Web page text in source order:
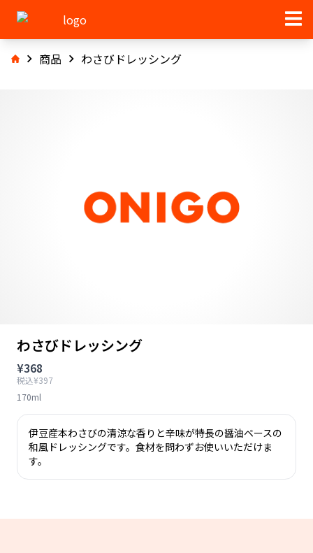
商品 わさびドレッシング
わさびドレッシング
¥368
税込¥397
170ml
伊豆産本わさびの清涼な香りと辛味が特長の醤油ベースの
和風ドレッシングです。食材を問わずお使いいただけま
す。